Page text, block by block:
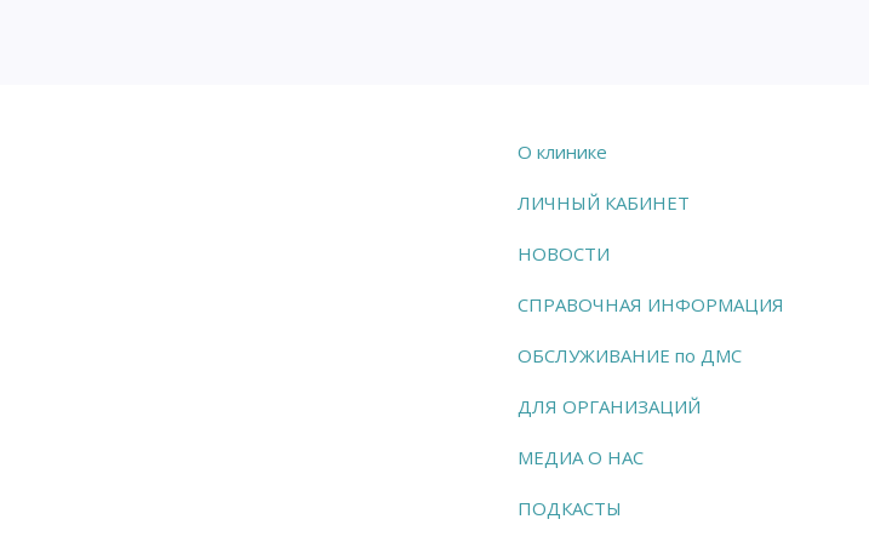
О клинике
ЛИЧНЫЙ КАБИНЕТ
НОВОСТИ
СПРАВОЧНАЯ ИНФОРМАЦИЯ
ОБСЛУЖИВАНИЕ по ДМС
ДЛЯ ОРГАНИЗАЦИЙ
МЕДИА О НАС
ПОДКАСТЫ